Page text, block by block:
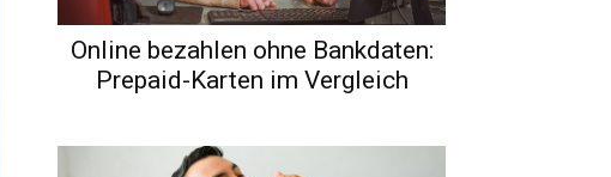
Online bezahlen ohne Bankdaten:
Prepaid-Karten im Vergleich